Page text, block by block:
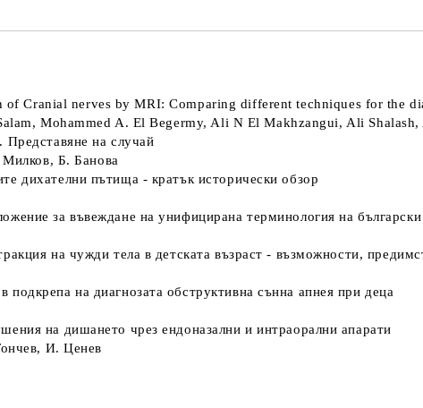
of Cranial nerves by MRI: Comparing different techniques for the
Mohammed A. El Begermy, Ali N El Makhzangui, Ali
Представяне на случай
Б. Банова
дихателни пътища - кратък исторически обзор
за въвеждане на унифицирана терминология на български
на чужди тела в детската възраст - възможности,
на диагнозата обструктивна сънна апнея при деца
на дишането чрез ендоназални и интраорални апарати
И. Ценев